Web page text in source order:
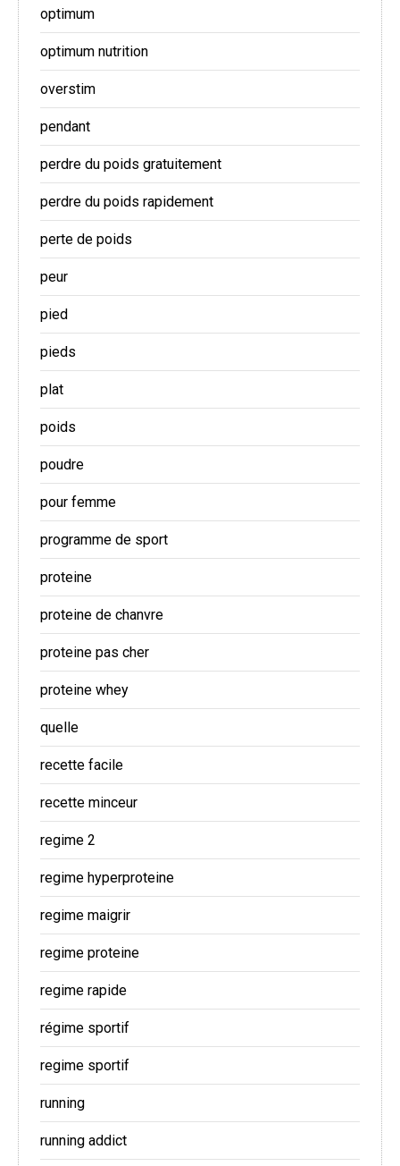
optimum
optimum nutrition
overstim
pendant
perdre du poids gratuitement
perdre du poids rapidement
perte de poids
peur
pied
pieds
plat
poids
poudre
pour femme
programme de sport
proteine
proteine de chanvre
proteine pas cher
proteine whey
quelle
recette facile
recette minceur
regime 2
regime hyperproteine
regime maigrir
regime proteine
regime rapide
régime sportif
regime sportif
running
running addict